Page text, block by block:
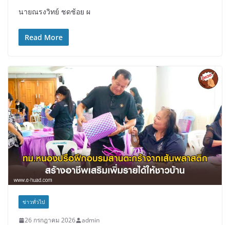
นายณรงวิทย์ ชดช้อย ผ
Read More
ข่าวทั่วไป
26 กรกฎาคม 2026 admin